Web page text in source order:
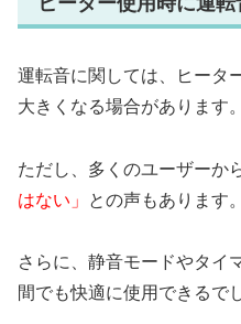
運転音に関しては、ヒータ
大きくなる場合があります。
ただし、多くのユーザーか
はない」
との声もあります。
さらに、静音モードやタイ
間でも快適に使用できるで